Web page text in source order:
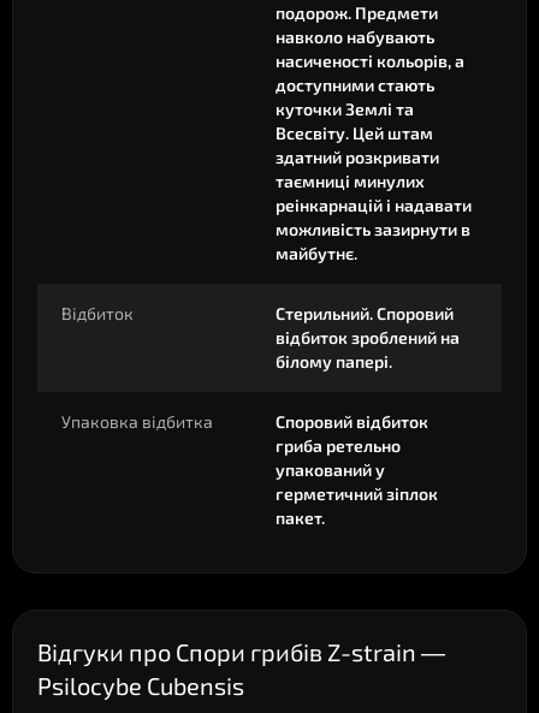
подорож. Предмети
навколо набувають
насиченості кольорів, а
доступними стають
куточки Землі та
Всесвіту. Цей штам
здатний розкривати
таємниці минулих
реінкарнацій і надавати
можливість зазирнути в
майбутнє.
Відбиток
Стерильний. Споровий
відбиток зроблений на
білому папері.
Упаковка відбитка
Споровий відбиток
гриба ретельно
упакований у
герметичний зіплок
пакет.
Відгуки про Спори грибів Z-strain —
Psilocybe Cubensis